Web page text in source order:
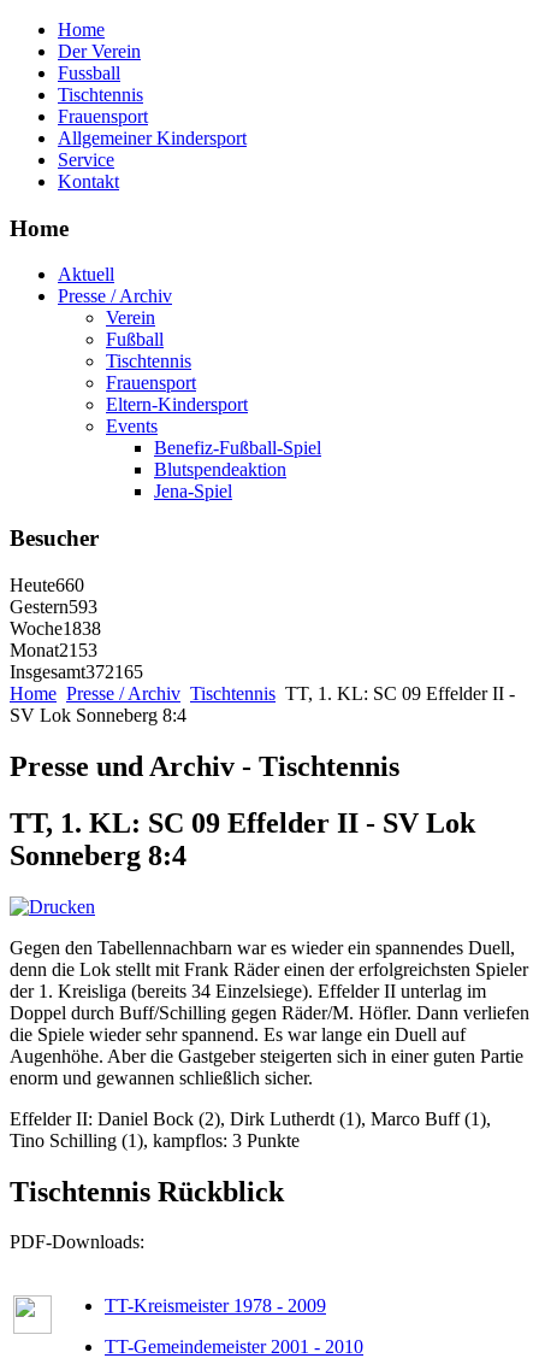
Home
Der Verein
Fussball
Tischtennis
Frauensport
Allgemeiner Kindersport
Service
Kontakt
Home
Aktuell
Presse / Archiv
Verein
Fußball
Tischtennis
Frauensport
Eltern-Kindersport
Events
Benefiz-Fußball-Spiel
Blutspendeaktion
Jena-Spiel
Besucher
Heute660
Gestern593
Woche1838
Monat2153
Insgesamt372165
Home Presse / Archiv Tischtennis TT, 1. KL: SC 09 Effelder II -
SV Lok Sonneberg 8:4
Presse und Archiv - Tischtennis
TT, 1. KL: SC 09 Effelder II - SV Lok
Sonneberg 8:4
Gegen den Tabellennachbarn war es wieder ein spannendes Duell,
denn die Lok stellt mit Frank Räder einen der erfolgreichsten Spieler
der 1. Kreisliga (bereits 34 Einzelsiege). Effelder II unterlag im
Doppel durch Buff/Schilling gegen Räder/M. Höfler. Dann verliefen
die Spiele wieder sehr spannend. Es war lange ein Duell auf
Augenhöhe. Aber die Gastgeber steigerten sich in einer guten Partie
enorm und gewannen schließlich sicher.
Effelder II: Daniel Bock (2), Dirk Lutherdt (1), Marco Buff (1),
Tino Schilling (1), kampflos: 3 Punkte
Tischtennis Rückblick
PDF-Downloads:
TT-Kreismeister 1978 - 2009
TT-Gemeindemeister 2001 - 2010